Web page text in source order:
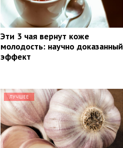
Эти 3 чая вернут коже
молодость: научно доказанный
эффект
ЛУЧШЕЕ